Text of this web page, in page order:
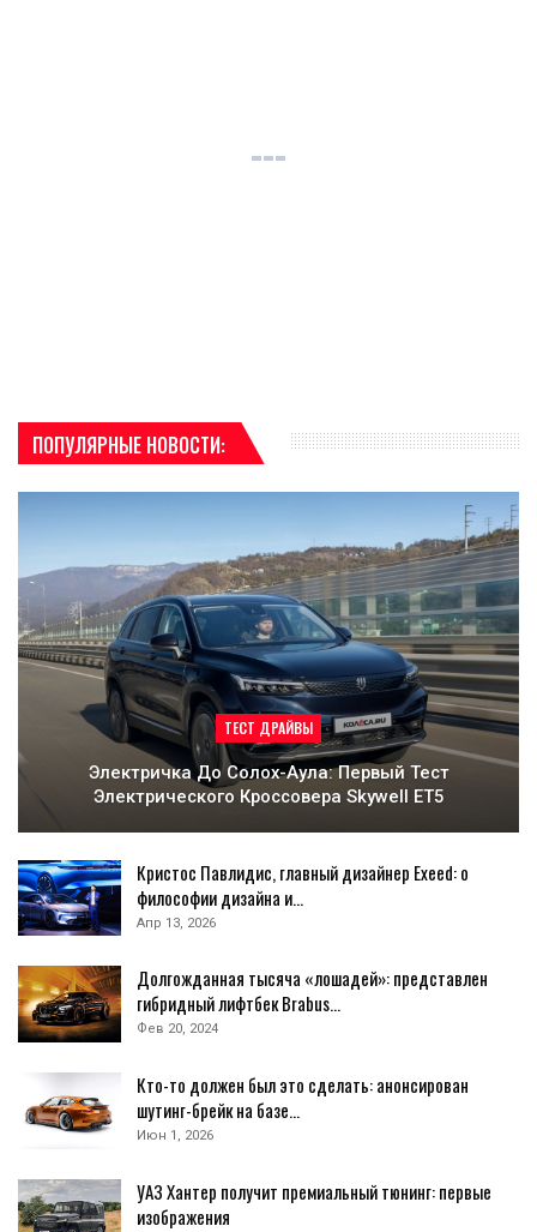
ПОПУЛЯРНЫЕ НОВОСТИ:
ТЕСТ ДРАЙВЫ
Электричка До Солох-Аула: Первый Тест
Электрического Кроссовера Skywell ET5
Кристос Павлидис, главный дизайнер Exeed: о
философии дизайна и…
Апр 13, 2026
Долгожданная тысяча «лошадей»: представлен
гибридный лифтбек Brabus…
Фев 20, 2024
Кто-то должен был это сделать: анонсирован
шутинг-брейк на базе…
Июн 1, 2026
УАЗ Хантер получит премиальный тюнинг: первые
изображения